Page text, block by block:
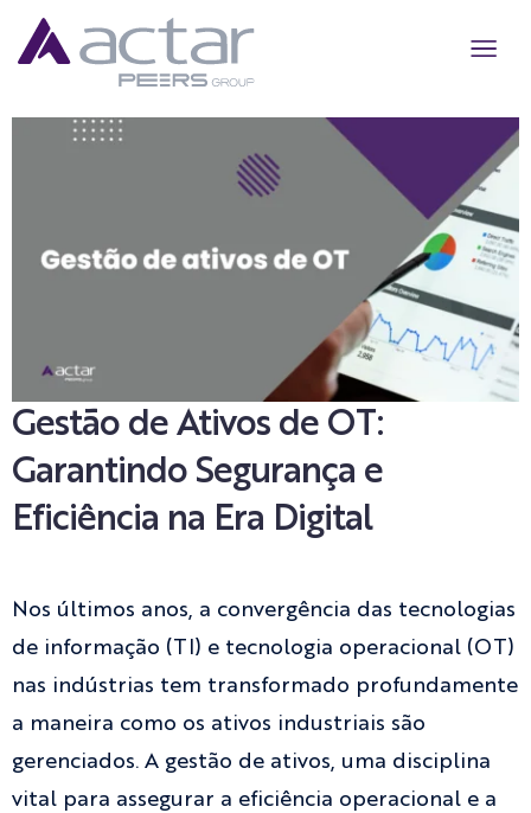
Gestão de Ativos de OT:
Garantindo Segurança e
Eficiência na Era Digital
Nos últimos anos, a convergência das tecnologias
de informação (TI) e tecnologia operacional (OT)
nas indústrias tem transformado profundamente
a maneira como os ativos industriais são
gerenciados. A gestão de ativos, uma disciplina
vital para assegurar a eficiência operacional e a